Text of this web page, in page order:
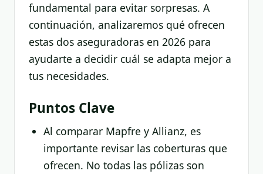
fundamental para evitar sorpresas. A
continuación, analizaremos qué ofrecen
estas dos aseguradoras en 2026 para
ayudarte a decidir cuál se adapta mejor a
tus necesidades.
Puntos Clave
Al comparar Mapfre y Allianz, es
importante revisar las coberturas que
ofrecen. No todas las pólizas son